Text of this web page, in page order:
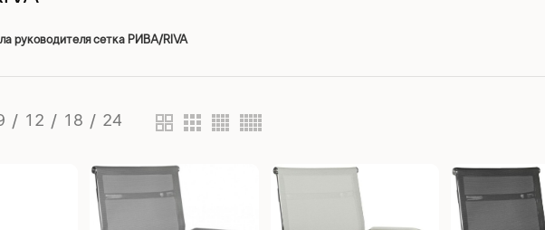
руководителя сетка РИВА/RIVA
12 18 24